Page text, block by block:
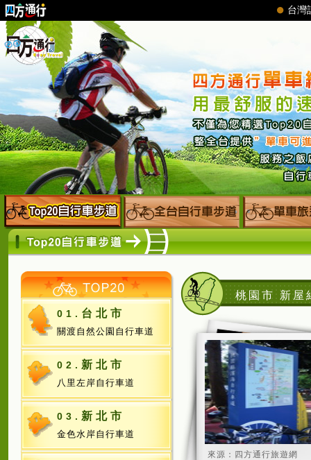
01. 台北市
關渡自然公園自行車道
02. 新北市
八里左岸自行車道
03. 新北市
金色水岸自行車道
桃園市 新屋
來源：四方通行旅遊網